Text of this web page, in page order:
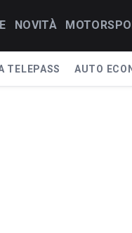
NOVITÀ
TELEPASS AUTO